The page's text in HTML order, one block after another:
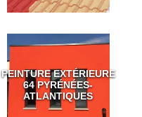
PEINTURE EXTÉRIEURE
64 PYRÉNÉES-
ATLANTIQUES